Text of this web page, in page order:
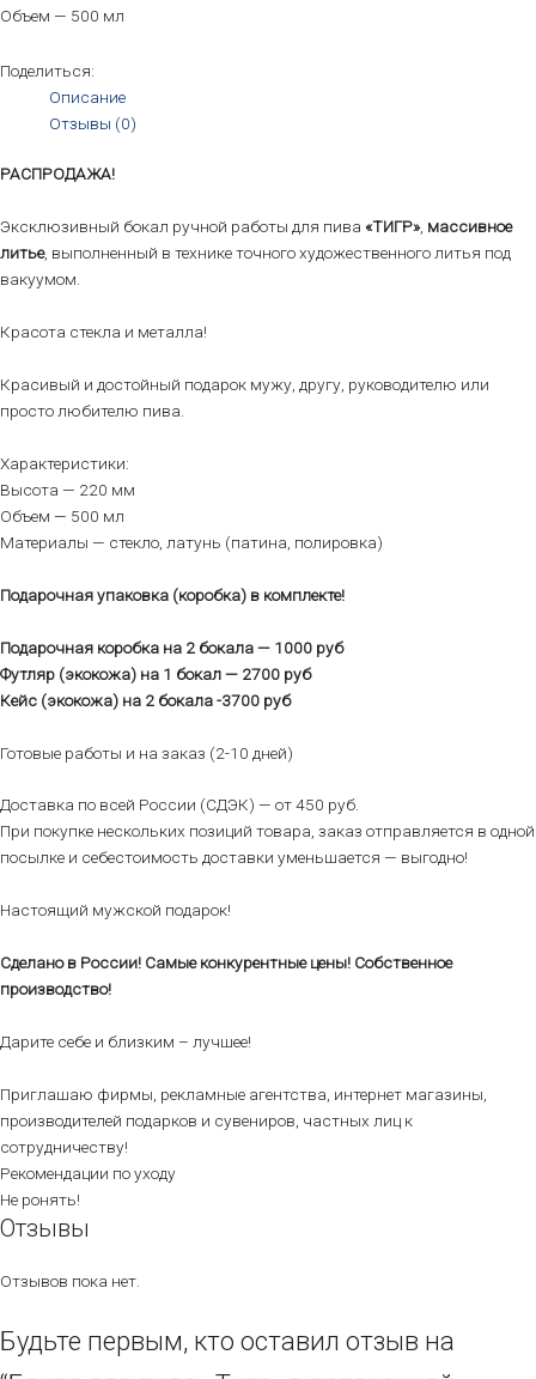
Объем — 500 мл
Поделиться:
Описание
Отзывы (0)
РАСПРОДАЖА!
Эксклюзивный бокал ручной работы для пива «ТИГР», массивное
литье, выполненный в технике точного художественного литья под
вакуумом.
Красота стекла и металла!
Красивый и достойный подарок мужу, другу, руководителю или
просто любителю пива.
Характеристики:
Высота — 220 мм
Объем — 500 мл
Материалы — стекло, латунь (патина, полировка)
Подарочная упаковка (коробка) в комплекте!
Подарочная коробка на 2 бокала — 1000 руб
Футляр (экокожа) на 1 бокал — 2700 руб
Кейс (экокожа) на 2 бокала -3700 руб
Готовые работы и на заказ (2-10 дней)
Доставка по всей России (СДЭК) — от 450 руб.
При покупке нескольких позиций товара, заказ отправляется в одной
посылке и себестоимость доставки уменьшается — выгодно!
Настоящий мужской подарок!
Сделано в России! Самые конкурентные цены! Собственное
производство!
Дарите себе и близким – лучшее!
Приглашаю фирмы, рекламные агентства, интернет магазины,
производителей подарков и сувениров, частных лиц к
сотрудничеству!
Рекомендации по уходу
Не ронять!
Отзывы
Отзывов пока нет.
Будьте первым, кто оставил отзыв на